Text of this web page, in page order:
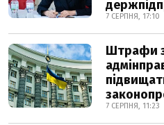
7 СЕРПНЯ, 17:10
Штрафи
7 СЕРПНЯ, 11:23